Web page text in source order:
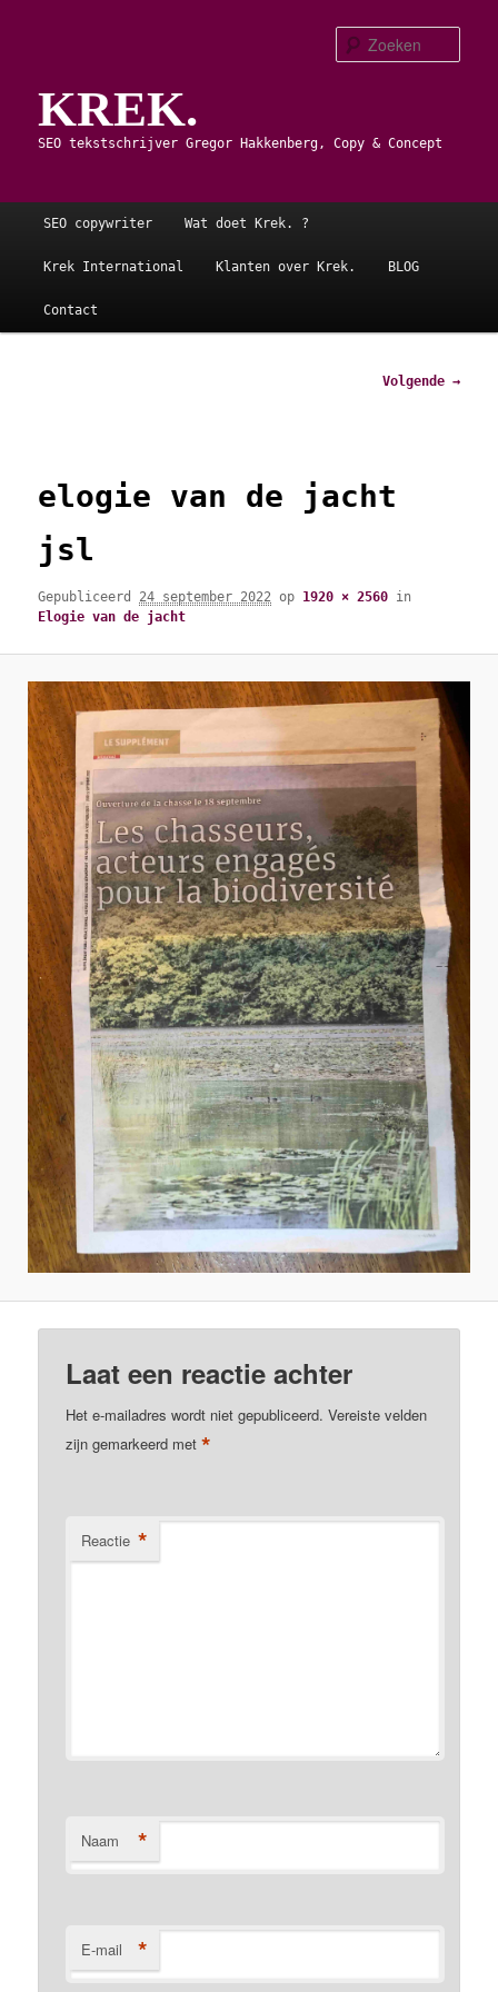
primaire
inhoudKREK.
SEO tekstschrijver Gregor Hakkenberg, Copy & Concept
Hoofdmenu
SEO copywriter Wat doet Krek. ?
Krek International Klanten over Krek. BLOG
Contact
Volgende →
elogie van de jacht
jsl
Gepubliceerd 24 september 2022 op 1920 × 2560 in
Elogie van de jacht
Laat een reactie achter
Het e-mailadres wordt niet gepubliceerd. Vereiste velden
zijn gemarkeerd met*
Reactie *
Naam *
E-mail *